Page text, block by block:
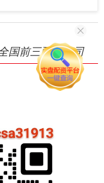
国前三配资公司